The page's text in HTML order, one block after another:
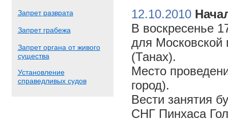
Запрет разврата
Запрет грабежа
Запрет органа от живого
существа
Установление
справедливых судов
12.10.2010
В воскресенье
для Московской
(Танах).
Место
город).
Вести занятия
СНГ Пинхаса